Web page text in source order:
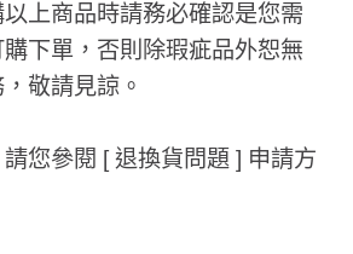
上商品時請務必確認是您需
下單，否則除瑕疵品外恕無
敬請見諒。
您參閱 [ 退換貨問題 ] 申請方